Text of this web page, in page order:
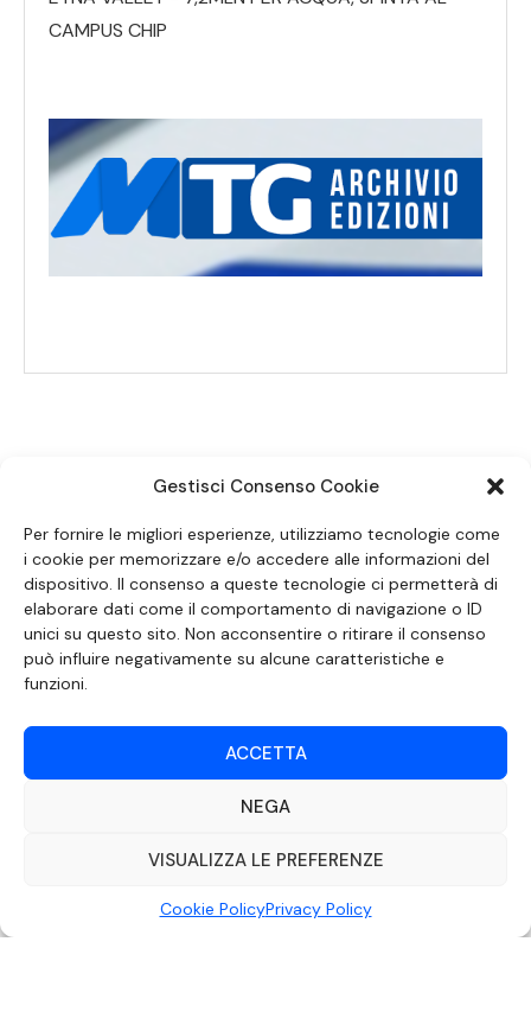
Gestisci Consenso Cookie
Per fornire le migliori esperienze, utilizziamo tecnologie come
i cookie per memorizzare e/o accedere alle informazioni del
dispositivo. Il consenso a queste tecnologie ci permetterà di
elaborare dati come il comportamento di navigazione o ID
unici su questo sito. Non acconsentire o ritirare il consenso
può influire negativamente su alcune caratteristiche e
funzioni.
ACCETTA
NEGA
VISUALIZZA LE PREFERENZE
Cookie PolicyPrivacy Policy
CAMPUS CHIP
SEGUICI SUI SOCIAL
DOCUMENTO REDATTO AI SENSI DELL’ART. 6 DEL DECRETO DEL MINISTRO
AUTOREGOLAMENTAZIONE IN MATERIA DI ATTUAZIONE DEL PRINCIPIO DEL
©2022 Video Mediterraneo – Realizzato da
Tutti i diritti riservati |